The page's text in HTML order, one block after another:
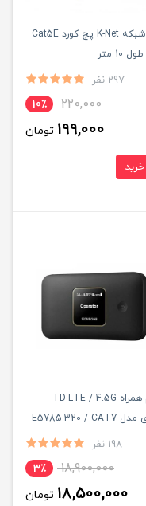
کابل شبکه K-Net پچ کورد Cat5E
297 نفر
220,000 10٪
199,000 تومان
مودم همراه TD-LTE / 4.5G
هواوی مدل E5785-320 / CAT7
با سیم کارت TD-LTE و اینترنت
198 نفر
18,900,000 3٪
18,500,000 تومان